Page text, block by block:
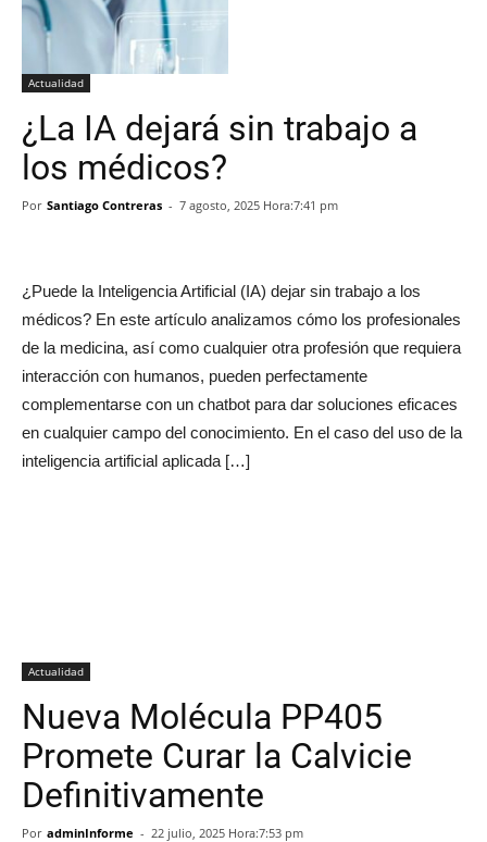
Actualidad
¿La IA dejará sin trabajo a
los médicos?
Por Santiago Contreras - 7 agosto, 2025 Hora:7:41 pm
¿Puede la Inteligencia Artificial (IA) dejar sin trabajo a los
médicos? En este artículo analizamos cómo los profesionales
de la medicina, así como cualquier otra profesión que requiera
interacción con humanos, pueden perfectamente
complementarse con un chatbot para dar soluciones eficaces
en cualquier campo del conocimiento. En el caso del uso de la
inteligencia artificial aplicada […]
Actualidad
Nueva Molécula PP405
Promete Curar la Calvicie
Definitivamente
Por adminInforme - 22 julio, 2025 Hora:7:53 pm